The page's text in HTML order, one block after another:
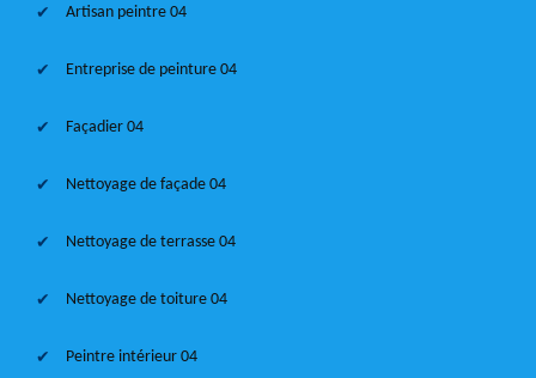
Artisan peintre 04
Entreprise de peinture 04
Façadier 04
Nettoyage de façade 04
Nettoyage de terrasse 04
Nettoyage de toiture 04
Peintre intérieur 04